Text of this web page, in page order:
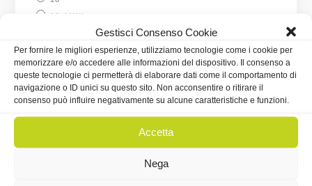
Gestisci Consenso Cookie
Per fornire le migliori esperienze, utilizziamo tecnologie come i cookie per
memorizzare e/o accedere alle informazioni del dispositivo. Il consenso a
queste tecnologie ci permetterà di elaborare dati come il comportamento di
navigazione o ID unici su questo sito. Non acconsentire o ritirare il
consenso può influire negativamente su alcune caratteristiche e funzioni.
Accetta
Nega
18 ANNI
19
2 ANNI
2-4 MESI
20
21
23